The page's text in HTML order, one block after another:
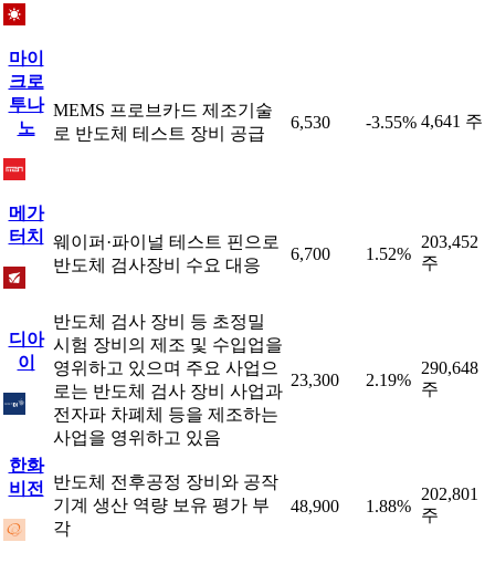
마이
크로
투나
노
MEMS 프로브카드 제조기술
로 반도체 테스트 장비 공급
6,530 -3.55% 4,641 주
메가
터치
웨이퍼·파이널 테스트 핀으로
반도체 검사장비 수요 대응
6,700 1.52%
203,452
주
디아
이
반도체 검사 장비 등 초정밀
시험 장비의 제조 및 수입업을
영위하고 있으며 주요 사업으
로는 반도체 검사 장비 사업과
전자파 차폐체 등을 제조하는
사업을 영위하고 있음
23,300 2.19%
290,648
주
한화
비전
반도체 전후공정 장비와 공작
기계 생산 역량 보유 평가 부
각
48,900 1.88%
202,801
주